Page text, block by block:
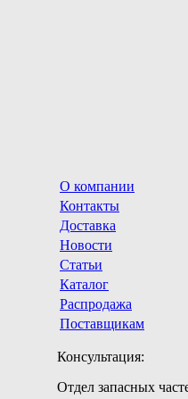
О компании
Контакты
Доставка
Новости
Статьи
Каталог
Распродажа
Поставщикам
Консультация:
Отдел запасных